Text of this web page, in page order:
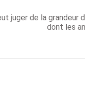
juger de la grandeur
dont les